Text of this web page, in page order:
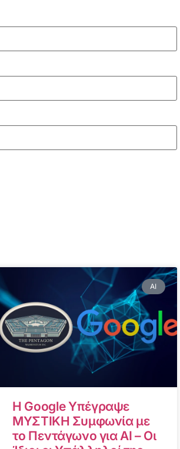
AI
Η Google Υπέγραψε
ΜΥΣΤΙΚΗ Συμφωνία με
το Πεντάγωνο για AI – Οι